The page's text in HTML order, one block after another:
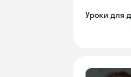
Уроки для